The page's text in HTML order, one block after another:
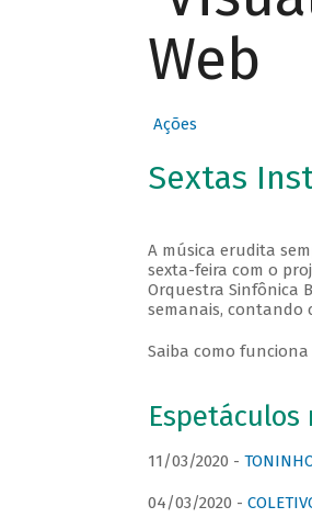
Web
Ações
Sextas
A música erudita
sexta-feira com o
Orquestra Sinfônica
semanais, contando
Saiba como funciona
Espetáculos
11/03/2020 -
04/03/2020 -